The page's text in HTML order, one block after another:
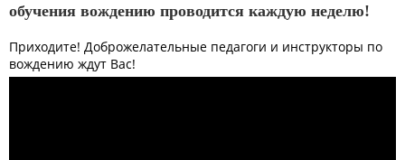
обучения вождению проводится каждую неделю!
Приходите! Доброжелательные педагоги и инструкторы по
вождению ждут Вас!